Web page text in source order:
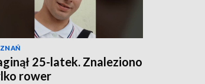
25-latek. Znaleziono
rower